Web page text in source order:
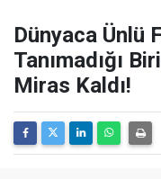
Dünyaca Ünlü
Tanımadığı
Miras Kaldı!